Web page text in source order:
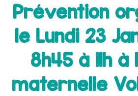
Prévention
le Lundi 23
8h45 à 11h à
maternelle